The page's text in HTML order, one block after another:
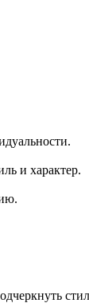
и характер.